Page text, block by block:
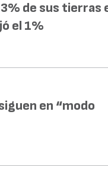
de sus tierras
el 1%
en “modo